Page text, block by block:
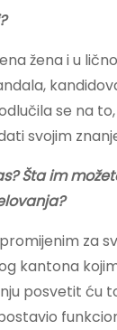
žena i u
se na
svojim
Šta im
za
kantona
posvetit